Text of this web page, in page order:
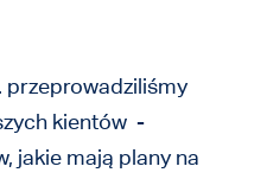
przeprowadziliśmy
kientów -
jakie mają plany na